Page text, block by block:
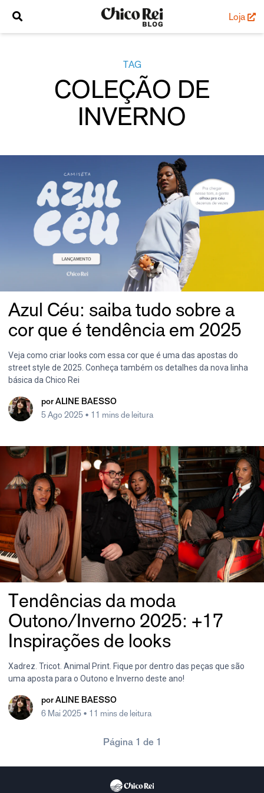
Loja
TAG
COLEÇÃO DE
INVERNO
Azul Céu: saiba tudo sobre a
cor que é tendência em 2025
Veja como criar looks com essa cor que é uma das apostas do
street style de 2025. Conheça também os detalhes da nova linha
básica da Chico Rei
por ALINE BAESSO
5 Ago 2025 • 11 mins de leitura
Tendências da moda
Outono/Inverno 2025: +17
Inspirações de looks
Xadrez. Tricot. Animal Print. Fique por dentro das peças que são
uma aposta para o Outono e Inverno deste ano!
por ALINE BAESSO
6 Mai 2025 • 11 mins de leitura
Página 1 de 1